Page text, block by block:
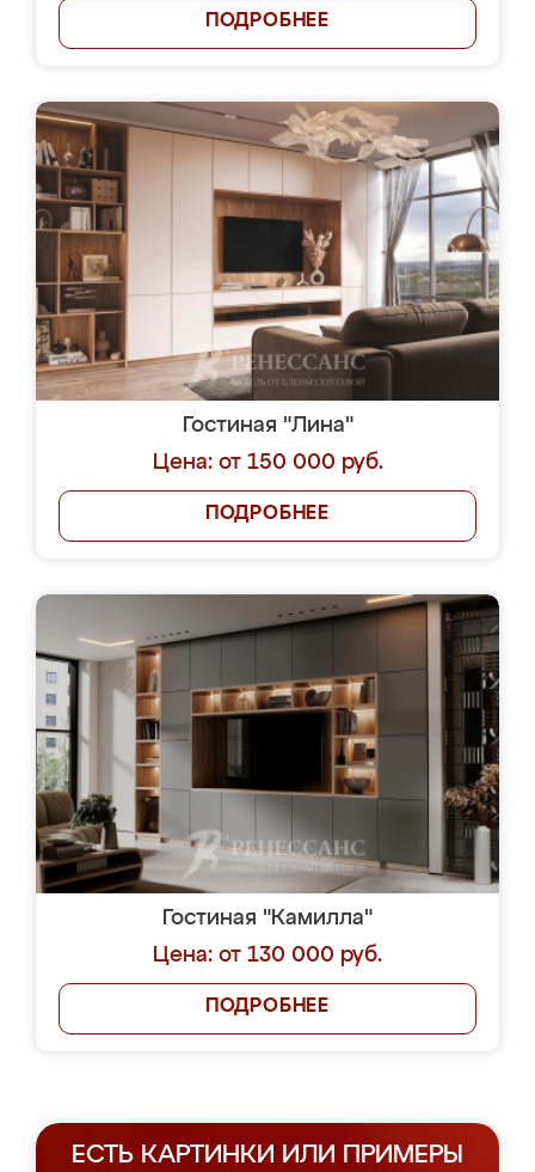
ПОДРОБНЕЕ
Гостиная "Лина"
Цена: от 150 000 руб.
ПОДРОБНЕЕ
Гостиная "Камилла"
Цена: от 130 000 руб.
ПОДРОБНЕЕ
ЕСТЬ КАРТИНКИ ИЛИ ПРИМЕРЫ